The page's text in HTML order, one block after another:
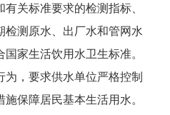
关标准要求的检测指标、
检测原水、出厂水和管网水
家生活饮用水卫生标准。
为，要求供水单位严格控制
保障居民基本生活用水。